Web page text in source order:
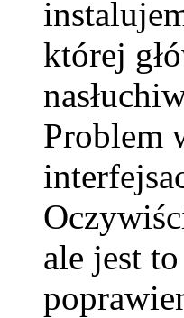
której
Problem
ale jest